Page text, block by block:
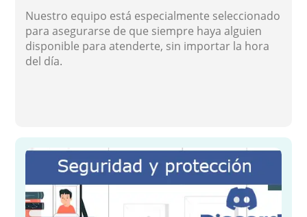
Nuestro equipo está especialmente seleccionado
para asegurarse de que siempre haya alguien
disponible para atenderte, sin importar la hora
del día.